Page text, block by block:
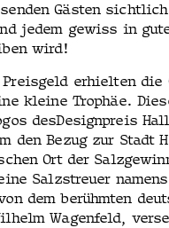
Gästen sichtlich
jedem gewiss in
wird!
Preis­geld erhiel­ten
kleine Trophäe.
des­De­sign­preis
den Bezug zur Stadt
Ort der
Salzstreuer
dem berühmten
Wagen­feld,